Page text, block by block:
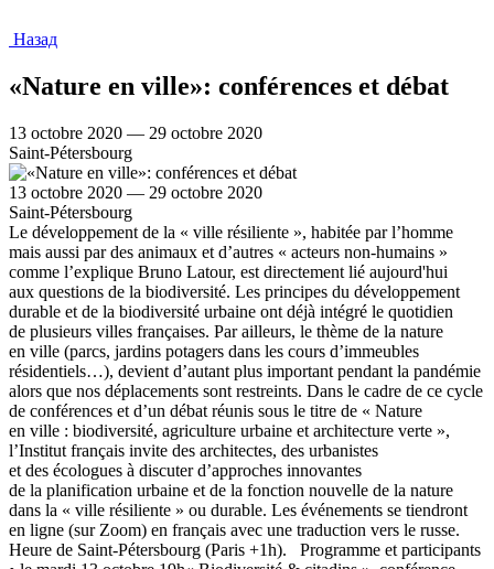
Назад
«Nature en ville»: conférences et débat
13 octobre 2020 — 29 octobre 2020
Saint-Pétersbourg
13 octobre 2020 — 29 octobre 2020
Saint-Pétersbourg
Le développement de la « ville résiliente », habitée par l’homme
mais aussi par des animaux et d’autres « acteurs non-humains »
comme l’explique Bruno Latour, est directement lié aujourd'hui
aux questions de la biodiversité. Les principes du développement
durable et de la biodiversité urbaine ont déjà intégré le quotidien
de plusieurs villes françaises. Par ailleurs, le thème de la nature
en ville (parcs, jardins potagers dans les cours d’immeubles
résidentiels…), devient d’autant plus important pendant la pandémie
alors que nos déplacements sont restreints. Dans le cadre de ce cycle
de conférences et d’un débat réunis sous le titre de « Nature
en ville : biodiversité, agriculture urbaine et architecture verte »,
l’Institut français invite des architectes, des urbanistes
et des écologues à discuter d’approches innovantes
de la planification urbaine et de la fonction nouvelle de la nature
dans la « ville résiliente » ou durable. Les événements se tiendront
en ligne (sur Zoom) en français avec une traduction vers le russe.
Heure de Saint-Pétersbourg (Paris +1h). Programme et participants